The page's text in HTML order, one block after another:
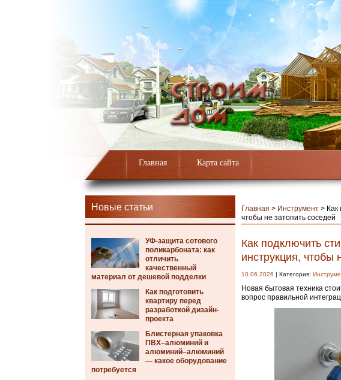
Главная Карта сайта
Новые статьи
УФ-защита сотового
поликарбоната: как
отличить
качественный
материал от дешевой подделки
Как подготовить
квартиру перед
разработкой дизайн-
проекта
Блистерная упаковка
ПВХ–алюминий и
алюминий–алюминий
— какое оборудование
потребуется
Главная > Инструмент >
чтобы не затопить соседей
Как подключить
инструкция, чтобы
10.06.2026 | Категория:
Новая бытовая техника
вопрос правильной